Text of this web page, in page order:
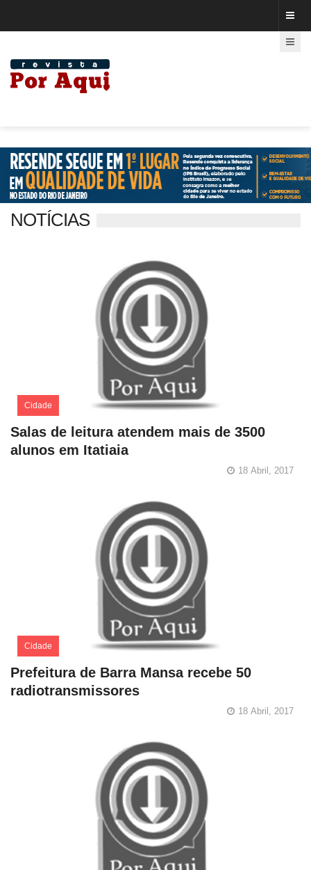
NOTÍCIAS
Cidade
Salas de leitura atendem mais de 3500
alunos em Itatiaia
18 Abril, 2017
Cidade
Prefeitura de Barra Mansa recebe 50
radiotransmissores
18 Abril, 2017